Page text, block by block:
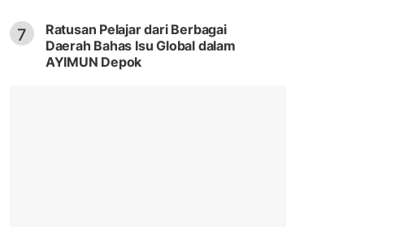
7
Ratusan Pelajar dari Berbagai
Daerah Bahas Isu Global dalam
AYIMUN Depok